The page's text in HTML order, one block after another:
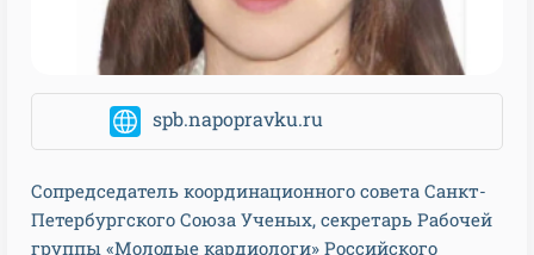
spb.napopravku.ru
Сопредседатель координационного совета Санкт-
Петербургского Союза Ученых, секретарь Рабочей
группы «Молодые кардиологи» Российского